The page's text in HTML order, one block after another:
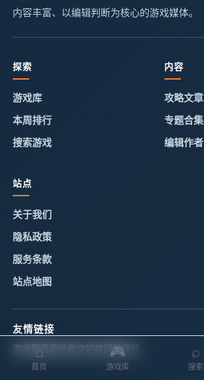
内容丰富、以编辑判断为核心的游戏媒体。
探索
游戏库
本周排行
搜索游戏
内容
攻略文章
专题合集
编辑作者
站点
关于我们
隐私政策
服务条款
站点地图
友情链接
游戏葡萄 机核网游研社
⌂
首页
🎮
游戏库
⌕
搜索